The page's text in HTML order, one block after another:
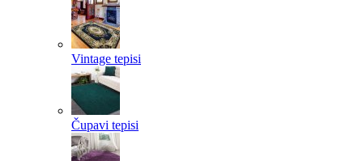
Vintage tepisi
Čupavi tepisi